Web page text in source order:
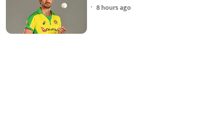
8 hours ago